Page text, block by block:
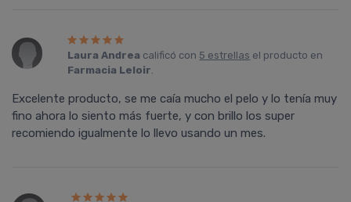
Laura Andrea calificó con 5 estrellas el producto en
Farmacia Leloir.
Excelente producto, se me caía mucho el pelo y lo tenía muy
fino ahora lo siento más fuerte, y con brillo los super
recomiendo igualmente lo llevo usando un mes.